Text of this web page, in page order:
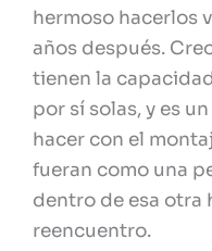
hermoso hacerlos
años después.
tienen la
por sí solas, y es
hacer con el
fueran como una
dentro de esa otra
reencuentro.